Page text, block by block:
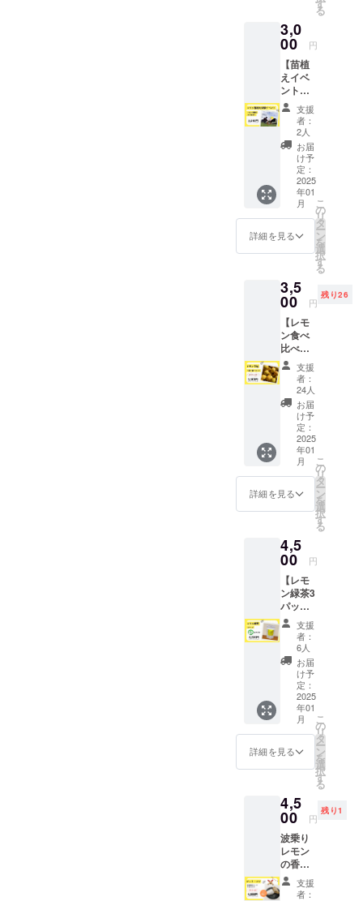
（小麦
粉、砂
糖、そ
の
他）、
ヨーグ
ルト、
牛乳、
無塩バ
ター、
国産は
ちみ
つ、レ
モン果
汁、レ
モン
皮、塩/
加工澱
粉、ト
ロー
ス、
ベーキ
ングパ
ウ
ダー、
乳化
剤、増
粘多糖
類 アレ
ルギー
表示
卵、乳
成分、
小麦、
アーモ
ンドを
含みま
す。 ※
場で
は、く
るみ、
大豆を
含む製
品も製
造して
いま
す。 注
意事項
はちみ
つを使
用して
いるた
め、1歳
未満の
乳児に
い。 食
品表示
は商品
ラベル
をご確
認くだ
さい。
お届け
約10cm
賞味期
限：製
造日含
む5日
保存方
法：直
射日
光・高
温多湿
を避
け、常
温で保
存して
くださ
い。 原
材料 原
材料
ミック
（小麦
粉、砂
糖、そ
の
他）、
ヨーグ
ルト、
牛乳、
無塩バ
ター、
国産は
ちみ
つ、レ
モン果
汁、レ
モン
皮、塩/
加工澱
粉、ト
ロー
ス、
ベーキ
ングパ
ウ
ダー、
乳化
剤、増
粘多糖
類 アレ
ルギー
表示
卵、乳
成分、
小麦、
アーモ
ンドを
含みま
す。 ※
場で
は、く
るみ、
大豆を
含む製
品も製
造して
いま
にも
ぴった
りの逸
品で
す。 商
品詳細
名称：
焼き菓
子（は
ちみつ
レモン
ビス
ケッ
ト） 内
容量：1
り × 3袋
サイ
約10cm
賞味期
限：製
造日含
む5日
保存方
法：直
射日
光・高
温多湿
を避
け、常
温で保
存して
くださ
い。 原
材料 原
材料
ミック
（小麦
粉、砂
糖、そ
の
他）、
ヨーグ
ルト、
牛乳、
無塩バ
ター、
国産は
ちみ
つ、レ
モン果
汁、レ
モン
皮、塩/
加工澱
粉、ト
ロー
ス、
ベーキ
ングパ
ウ
ダー、
乳化
剤、増
おやつ
にはも
ちろ
ん、
コー
ヒーや
紅茶と
一緒に
楽しむ
とさら
にリッ
チなひ
ととき
を演出
しま
切な方
への贈
にも
ぴった
りの逸
品で
す。 商
品詳細
名称：
焼き菓
子（は
ちみつ
レモン
ビス
ケッ
ト） 内
容量：1
り × 3袋
サイ
約10cm
賞味期
限：製
造日含
む5日
保存方
法：直
射日
光・高
温多湿
を避
け、常
温で保
存して
くださ
い。 原
材料 原
材料
ミック
（小麦
粉、砂
糖、そ
の
他）、
ヨーグ
ルト、
牛乳、
◯原産
地： 牧
之原市
100%
◯消費
期限 青
果です
ので、
到着後
できる
だけ早
くお召
し上が
りくだ
さい。
方法、
冷蔵庫
で保管
してく
ださ
い。 ◯
お届け
につい
て 11月
～2月
頃、順
次発送
※送料込
みのお
値段で
す。
安は7～
12個で
すが、
品種や
生育状
況に
よって
差があ
ります
のでご
了承く
ださ
い。）
◯品
種：マ
イヤー
レモン
100%
◯消費
期限 青
果です
ので、
到着後
できる
だけ早
くお召
し上が
りくだ
さい。
◯保存
方法、
冷蔵庫
冷暗所
で保管
い。 ◯
お届け
につい
て 11月
～2月
頃、順
次発送
※送料込
みのお
値段で
す。
絞って
お菓子
にした
り、ド
レッシ
ングに
するの
もおす
すめで
す。 ◯
名称 レ
モン ◯
内容量
1kg（1
kgの目
安は7～
12個で
況に
よって
差があ
ります
のでご
了承く
ださ
い。）
◯品
種：璃
の香 ◯
原産
地： 牧
之原市
100%
◯消費
期限 青
できる
だけ早
くお召
し上が
りくだ
さい。
◯保存
方法、
冷蔵庫
または
冷暗所
で保管
してく
ださ
い。 ◯
につい
て 11月
次発送
※送料込
みのお
値段で
す。
す
る
3,0
00 円
【苗植
えイベ
ント
（レモ
ン緑茶
のお土
産
付）】
苗植え
体験イ
ベン
ト！レ
モンの
苗木を
植えて
みませ
農家さ
んを見
学でき
る、リ
アルな
お話が
聞ける
イベン
トで
す。実
施日は3
月下旬
から4月
上旬を
予定し
ており
ます。
ので、3
月上旬
頃日程
を調整
いたし
ます。
イベン
ト日を
複数設
定いた
します
ので、
ご参加
いただ
ける日
にご参
加くだ
ケット
で大人1
名参加
可能、
お子様
の同伴
も可能
です。
支援
者：
2人
お届
け予
定：
2025
年01
月
詳細を見る
こ
の
リ
タ
ー
ン
を
選
択
す
る
3,5
00 円
残り26
【レモ
ン食べ
比べ
セット
1kg(4種
類) 】
ユーレ
カ、リ
スボ
ン、マ
ヤー、
璃の香
の4種類
が各種
１個以
ている
食べ比
べセッ
ト。 レ
モンは
すべて
箱の重
量込で
す。 ◯
名称 レ
モン ◯
内容量
1kg（1
kgの目
安は7～
12個で
すが、
よって
差があ
ります
のでご
了承く
ださ
い。）
◯品
支援
者：
24人
お届
け予
定：
2025
年01
月
詳細を見る
こ
の
リ
タ
ー
ン
を
選
択
す
る
4,5
00 円
【レモ
ン緑茶3
パック
(スタン
ドパッ
ク)】 静
岡牧之
原市の
ブラン
ド茶
「望」
と「波
乗りレ
モ
ン」、
牧之原
ブラン
ドをブ
レンド
したレ
モン緑
茶で
す！ ◯
名称 煎
支援
者：
6人
お届
け予
定：
2025
年01
月
詳細を見る
こ
の
リ
タ
ー
ン
を
選
択
す
る
4,5
00 円
残り1
波乗り
レモン
の香り
が広が
る♪特別
支援
者：